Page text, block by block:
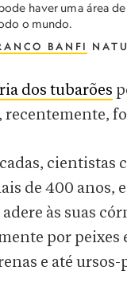
haver uma área
o mundo.
BANFI
dos tubarões
recentemente,
de 400 anos,
às suas
por peixes
e até ursos-